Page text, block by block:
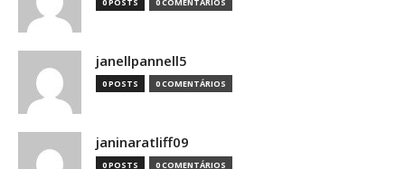
0 POSTS 0 COMENTÁRIOS
janellpannell5
0 POSTS 0 COMENTÁRIOS
janinaratliff09
0 POSTS 0 COMENTÁRIOS